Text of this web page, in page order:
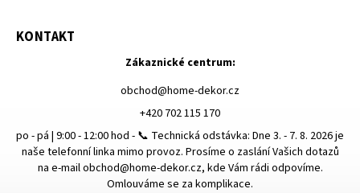
KONTAKT
Zákaznické centrum:
obchod@home-dekor.cz
+420 702 115 170
po - pá | 9:00 - 12:00 hod - 📞 Technická odstávka: Dne 3. - 7. 8. 2026 je
naše telefonní linka mimo provoz. Prosíme o zaslání Vašich dotazů
na e-mail obchod@home-dekor.cz, kde Vám rádi odpovíme.
Omlouváme se za komplikace.